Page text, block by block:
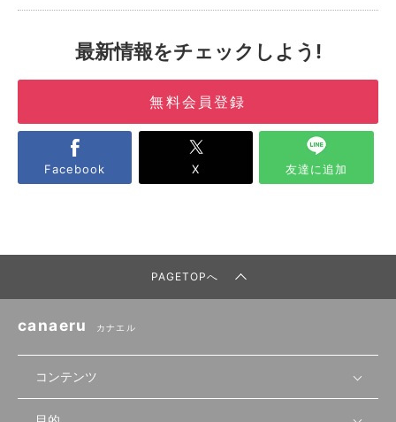
最新情報をチェックしよう!
無料会員登録
Facebook X 友達に追加
PAGETOPへ
canaeru カナエル
コンテンツ